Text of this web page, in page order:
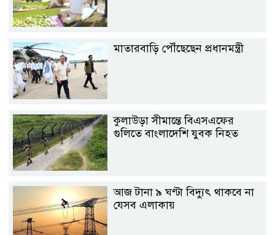
মাতারবাড়ি পৌঁছেছেন প্রধানমন্ত্রী
কুলাউড়া সীমান্তে বিএসএফের
গুলিতে বাংলাদেশি যুবক নিহত
আজ টানা ৯ ঘণ্টা বিদ্যুৎ থাকবে না
যেসব এলাকায়